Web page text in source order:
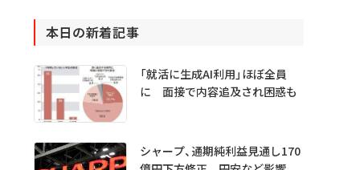
本日の新着記事
「就活に生成AI利用」ほぼ全員
に 面接で内容追及され困惑も
シャープ、通期純利益見通し170